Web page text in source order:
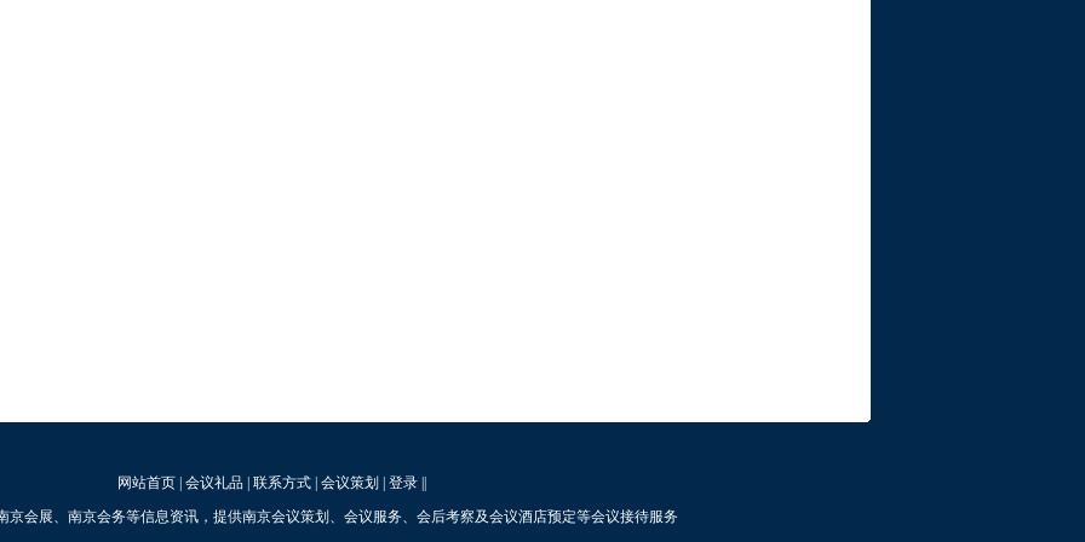
网站首页| 会议礼品| 联系方式| 会议策划 登录||
京会展、南京会务等信息资讯，提供南京会议策划、会议服务、会后考察及会议酒店预定等会议接待服务